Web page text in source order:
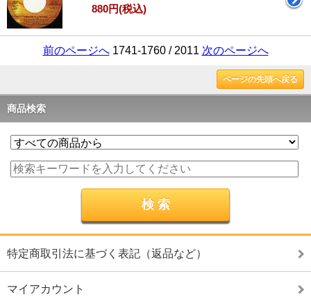
880円(税込)
前のページへ1741-1760 / 2011 次のページへ
ページの先頭へ戻る
商品検索
特定商取引法に基づく表記（返品など）
マイアカウント